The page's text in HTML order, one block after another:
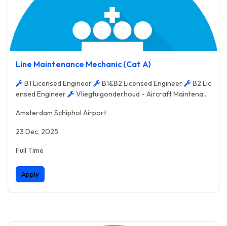
Line Maintenance Mechanic (Cat A)
B1 Licensed Engineer B1&B2 Licensed Engineer
B2 Lic
ensed Engineer
Vliegtuigonderhoud - Aircraft Maintenanc
Amsterdam Schiphol Airport
23 Dec, 2025
Full Time
Apply